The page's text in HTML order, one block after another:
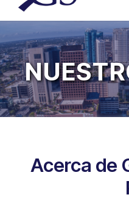
Acerca de